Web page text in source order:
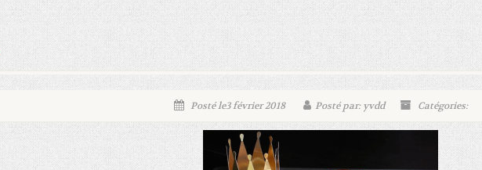
Posté le3 février 2018 Posté par: yvdd Catégories: